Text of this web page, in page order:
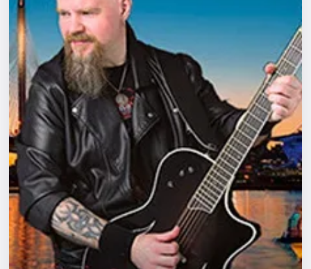
Экскурсии
Спорт
События
Города
Площадки
Артисты
Рейтинги